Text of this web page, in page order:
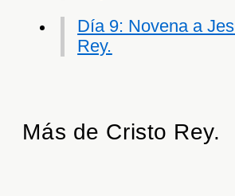
Día 9: Novena a
Rey.
Más de Cristo Rey.